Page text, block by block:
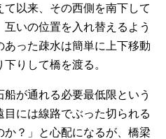
以来、その西側を南下して
いの位置を入れ替えるよう
った疎水は簡単に上下移動
りして橋を渡る。
が通れる必要最低限という
には線路でぶった切られる
？」と心配になるが、橋梁